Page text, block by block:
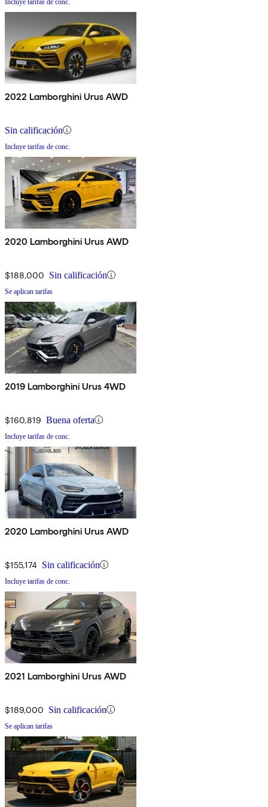
Incluye tarifas de conc.
2022 Lamborghini Urus AWD
Sin calificación
Incluye tarifas de conc.
2020 Lamborghini Urus AWD
$188,000 Sin calificación
Se aplican tarifas
2019 Lamborghini Urus 4WD
$160,819 Buena oferta
Incluye tarifas de conc.
2020 Lamborghini Urus AWD
$155,174 Sin calificación
Incluye tarifas de conc.
2021 Lamborghini Urus AWD
$189,000 Sin calificación
Se aplican tarifas